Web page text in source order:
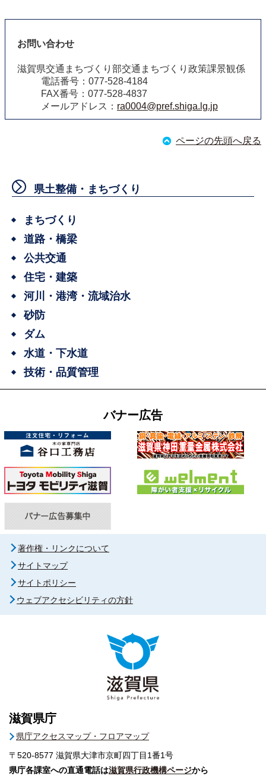
お問い合わせ
滋賀県交通まちづくり部交通まちづくり政策課景観係
電話番号：077-528-4184
FAX番号：077-528-4837
メールアドレス： ra0004@pref.shiga.lg.jp
ページの先頭へ戻る
県土整備・まちづくり
まちづくり
道路・橋梁
公共交通
住宅・建築
河川・港湾・流域治水
砂防
ダム
水道・下水道
技術・品質管理
バナー広告
著作権・リンクについて
サイトマップ
サイトポリシー
ウェブアクセシビリティの方針
滋賀県庁
県庁アクセスマップ・フロアマップ
〒520-8577 滋賀県大津市京町四丁目1番1号
県庁各課室への直通電話は滋賀県行政機構ページから